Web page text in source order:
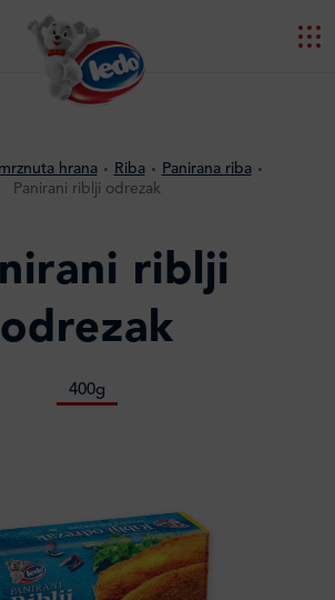
hrana Riba
Panirana riba
Panirani riblji odrezak
riblji
odrezak
400g